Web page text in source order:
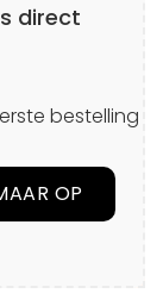
direct
bestelling